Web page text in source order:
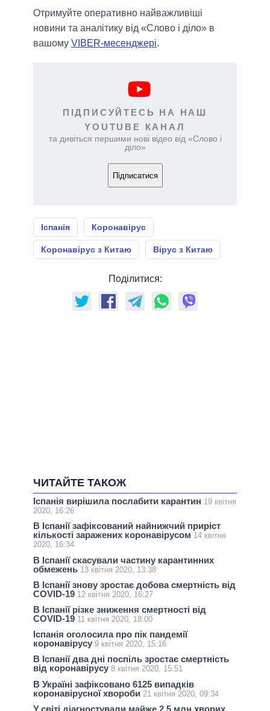
Отримуйте оперативно найважливіші
новини та аналітику від «Слово і діло» в
вашому VIBER-месенджері.
ПІДПИСУЙТЕСЬ НА НАШ
YOUTUBE КАНАЛ
та дивіться першими нові відео від «Слово і
діло»
Підписатися
Іспанія Коронавірус
Коронавірус з Китаю Вірус з Китаю
Поділитися:
ЧИТАЙТЕ ТАКОЖ
Іспанія вирішила послабити карантин 19 квітня
2020, 16:26
В Іспанії зафіксований найнижчий приріст
кількості заражених коронавірусом 14 квітня
2020, 16:34
В Іспанії скасували частину карантинних
обмежень 13 квітня 2020, 13:38
В Іспанії знову зростає добова смертність від
COVID-19 12 квітня 2020, 16:27
В Іспанії різке зниження смертності від
COVID-19 11 квітня 2020, 18:00
Іспанія оголосила про пік пандемії
коронавірусу 9 квітня 2020, 15:16
В Іспанії два дні поспіль зростає смертність
від коронавірусу 8 квітня 2020, 15:51
В Україні зафіксовано 6125 випадків
коронавірусної хвороби 21 квітня 2020, 09:34
У світі діагностували майже 2,5 млн хворих